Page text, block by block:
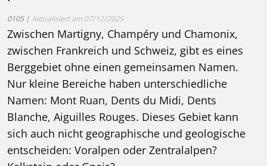
0105 | Aktualisiert am 07/12/2025
Zwischen Martigny, Champéry und Chamonix,
zwischen Frankreich und Schweiz, gibt es eines
Berggebiet ohne einen gemeinsamen Namen.
Nur kleine Bereiche haben unterschiedliche
Namen: Mont Ruan, Dents du Midi, Dents
Blanche, Aiguilles Rouges. Dieses Gebiet kann
sich auch nicht geographische und geologische
entscheiden: Voralpen oder Zentralalpen?